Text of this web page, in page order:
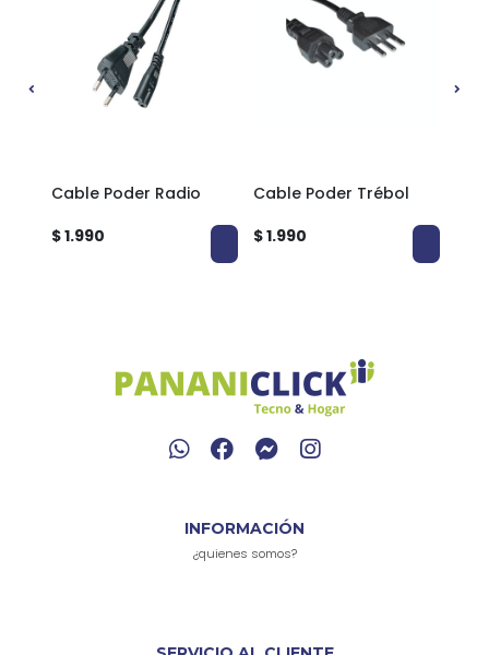
Cable Poder Radio
$ 1.990
Cable Poder Trébol
$ 1.990
INFORMACIÓN
¿quienes somos?